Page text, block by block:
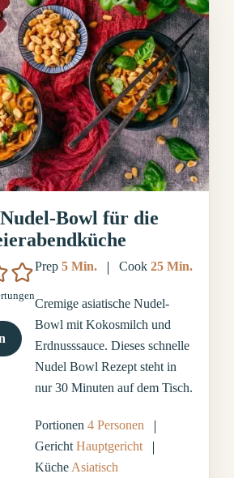
Bowl für die
Prep5Minuten
Min. Cook 25Minuten
Min.
Cremige asiatische Nudel-
Bowl mit Kokosmilch und
Erdnusssauce. Dieses schnelle
Nudel Bowl Rezept steht in
nur 30 Minuten auf dem Tisch.
Portionen4 Personen
GerichtHauptgericht
KücheAsiatisch